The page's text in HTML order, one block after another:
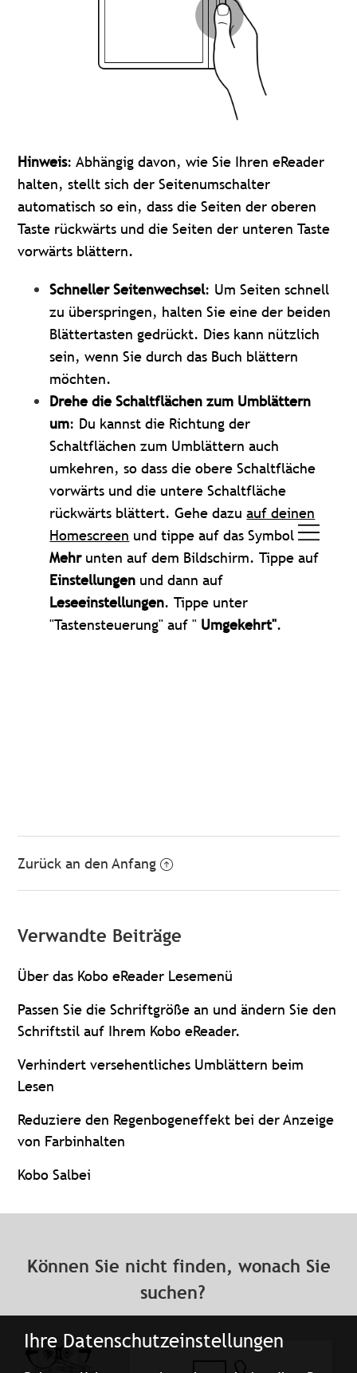
Ihre Datenschutzeinstellungen
Hinweis: Abhängig davon, wie Sie Ihren eReader
halten, stellt sich der Seitenumschalter
automatisch so ein, dass die Seiten der oberen
Taste rückwärts und die Seiten der unteren Taste
vorwärts blättern.
Schneller Seitenwechsel: Um Seiten schnell
zu überspringen, halten Sie eine der beiden
Blättertasten gedrückt. Dies kann nützlich
sein, wenn Sie durch das Buch blättern
möchten.
Drehe die Schaltflächen zum Umblättern
um: Du kannst die Richtung der
Schaltflächen zum Umblättern auch
umkehren, so dass die obere Schaltfläche
vorwärts und die untere Schaltfläche
rückwärts blättert. Gehe dazuauf deinen
Homescreen und tippe auf das Symbol
Mehrunten auf dem Bildschirm. Tippe auf
Einstellungen und dann auf
Leseeinstellungen. Tippe unter
"Tastensteuerung" auf " Umgekehrt".
Zurück an den Anfang
Verwandte Beiträge
Über das Kobo eReader Lesemenü
Passen Sie die Schriftgröße an und ändern Sie den
Schriftstil auf Ihrem Kobo eReader.
Verhindert versehentliches Umblättern beim
Lesen
Reduziere den Regenbogeneffekt bei der Anzeige
von Farbinhalten
Kobo Salbei
Können Sie nicht finden, wonach Sie
suchen?